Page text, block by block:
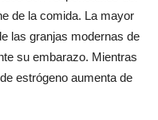
de la comida. La mayor
las granjas modernas de
su embarazo. Mientras
estrógeno aumenta de